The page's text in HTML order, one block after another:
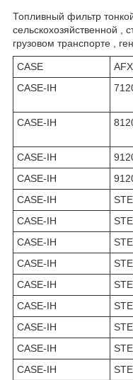
Топливный фильтр
сельскохозяйственной ,
грузовом транспорте ,
CASE
CASE-IH
CASE-IH
CASE-IH
CASE-IH
CASE-IH
CASE-IH
CASE-IH
CASE-IH
CASE-IH
CASE-IH
CASE-IH
CASE-IH
CASE-IH